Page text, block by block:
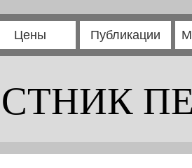
Цены Публикации